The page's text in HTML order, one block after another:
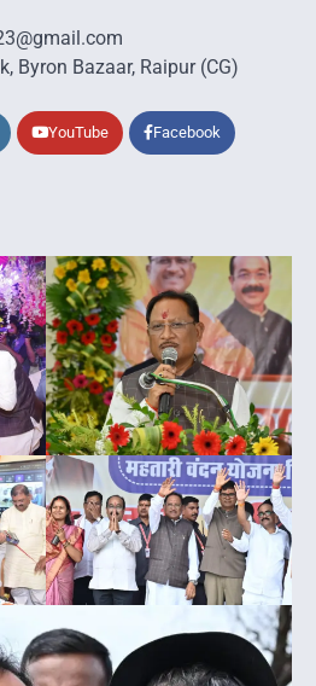
Byron Bazaar, Raipur (CG)
YouTube Facebook